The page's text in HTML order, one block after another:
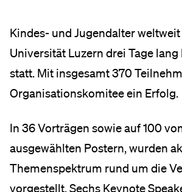
Kindes- und Jugendalter
Universität Luzern drei Tage
statt. Mit insgesamt 370
Organisationskomitee ein Erfolg.
In 36 Vorträgen sowie auf 100
ausgewählten Postern, wurden
Themenspektrum rund um die
vorgestellt. Sechs Keynote